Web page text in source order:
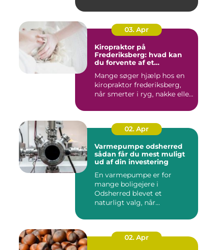
03. Apr
Kiropraktor på
Frederiksberg: hvad kan
du forvente af et
Mange søger hjælp hos en
kiropraktor frederiksberg,
når smerter i ryg, nakke elle...
02. Apr
Varmepumpe odsherred
sådan får du mest muligt
ud af din investering
En varmepumpe er for
mange boligejere i
Odsherred blevet et
naturligt valg, når
02. Apr